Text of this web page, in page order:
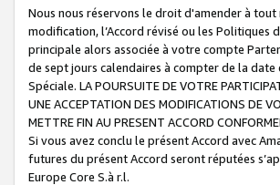
Nous nous réservons le droit d'amender à
modification, l’Accord révisé ou les Politiques
principale alors associée à votre compte
de sept jours calendaires à compter de la
Spéciale. LA POURSUITE DE VOTRE
UNE ACCEPTATION DES MODIFICATIONS DE
METTRE FIN AU PRESENT ACCORD
Si vous avez conclu le présent Accord avec
futures du présent Accord seront réputées
Europe Core S.à r.l.